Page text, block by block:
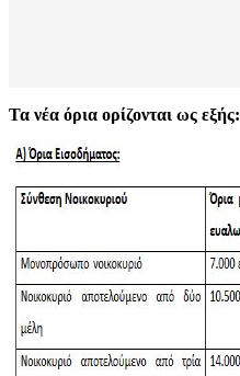
Τα νέα όρια ορίζονται ως εξής: